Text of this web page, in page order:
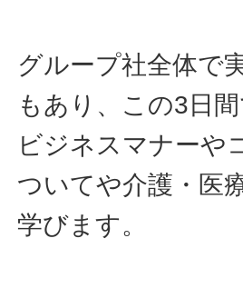
グループ社全体で
もあり、この3日
ビジネスマナーや
ついてや介護・医
学びます。